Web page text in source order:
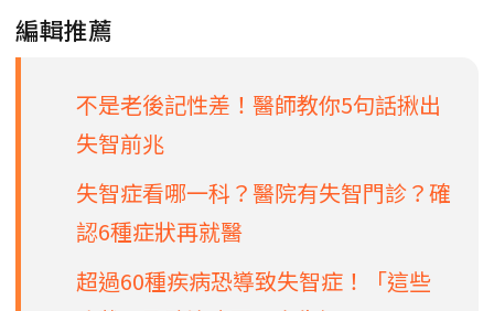
編輯推薦
不是老後記性差！醫師教你5句話揪出
失智前兆
失智症看哪一科？醫院有失智門診？確
認6種症狀再就醫
超過60種疾病恐導致失智症！「這些